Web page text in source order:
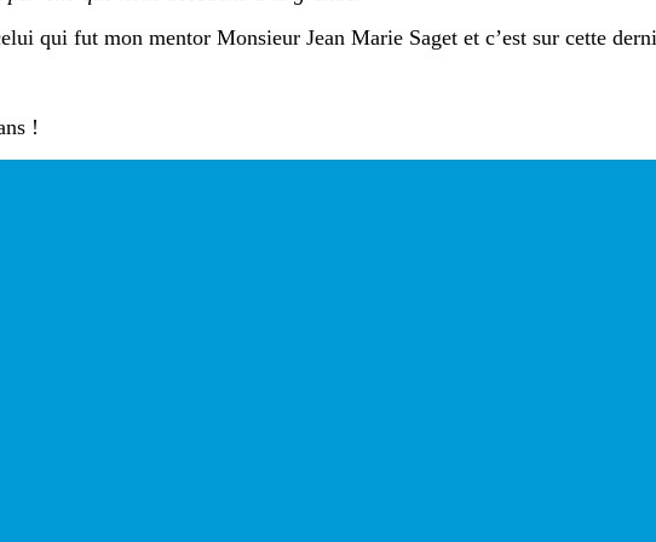
qui fut mon mentor Monsieur Jean Marie Saget et c’est sur cette
!